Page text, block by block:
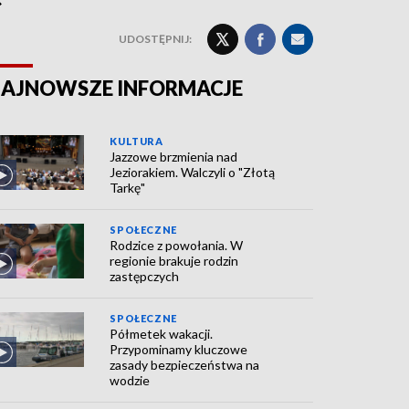
UDOSTĘPNIJ:
INFORMACJE
KULTURA
Jazzowe brzmienia nad
Jeziorakiem. Walczyli o "Złotą
Tarkę"
SPOŁECZNE
Rodzice z powołania. W
regionie brakuje rodzin
zastępczych
SPOŁECZNE
Półmetek wakacji.
Przypominamy kluczowe
zasady bezpieczeństwa na
wodzie